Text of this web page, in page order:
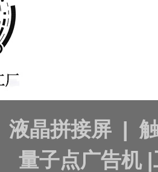
液晶拼接屏 |
量子点广告机|